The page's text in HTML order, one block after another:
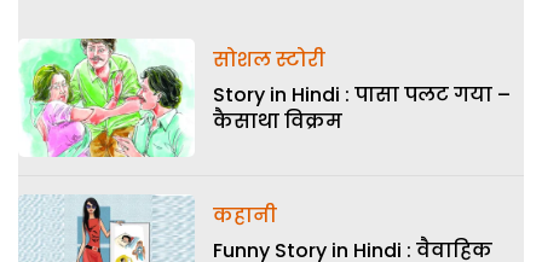
सोशल स्टोरी
Story in Hindi : पासा पलट गया –
कैसाथा विक्रम
कहानी
Funny Story in Hindi : वैवाहिक